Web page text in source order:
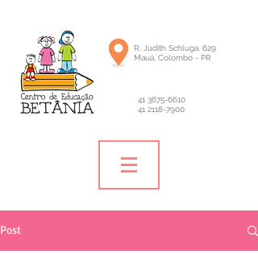
R. Judith Schluga, 629
Mauá, Colombo - PR
41 3675-6610
41 2118-7900
Post